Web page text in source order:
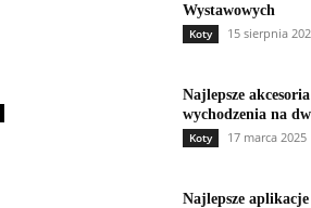
Wystawowych
Koty 15 sierpnia
Najlepsze
wychodzenia na
Koty 17 marca 2025
Najlepsze